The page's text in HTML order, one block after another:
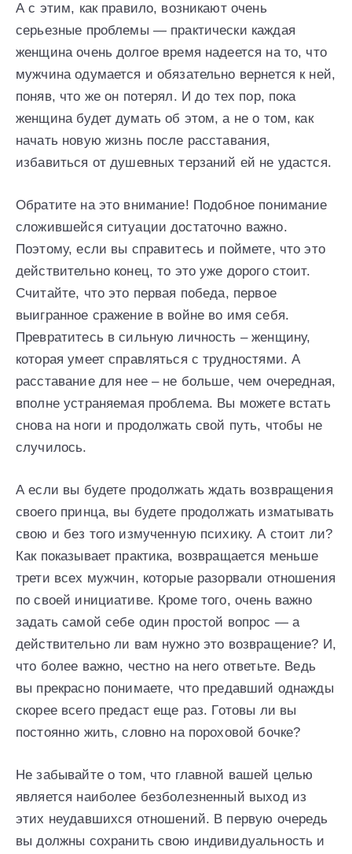
А с этим, как правило, возникают очень
серьезные проблемы — практически каждая
женщина очень долгое время надеется на то, что
мужчина одумается и обязательно вернется к ней,
поняв, что же он потерял. И до тех пор, пока
женщина будет думать об этом, а не о том, как
начать новую жизнь после расставания,
избавиться от душевных терзаний ей не удастся.
Обратите на это внимание! Подобное понимание
сложившейся ситуации достаточно важно.
Поэтому, если вы справитесь и поймете, что это
действительно конец, то это уже дорого стоит.
Считайте, что это первая победа, первое
выигранное сражение в войне во имя себя.
Превратитесь в сильную личность – женщину,
которая умеет справляться с трудностями. А
расставание для нее – не больше, чем очередная,
вполне устраняемая проблема. Вы можете встать
снова на ноги и продолжать свой путь, чтобы не
случилось.
А если вы будете продолжать ждать возвращения
своего принца, вы будете продолжать изматывать
свою и без того измученную психику. А стоит ли?
Как показывает практика, возвращается меньше
трети всех мужчин, которые разорвали отношения
по своей инициативе. Кроме того, очень важно
задать самой себе один простой вопрос — а
действительно ли вам нужно это возвращение? И,
что более важно, честно на него ответьте. Ведь
вы прекрасно понимаете, что предавший однажды
скорее всего предаст еще раз. Готовы ли вы
постоянно жить, словно на пороховой бочке?
Не забывайте о том, что главной вашей целью
является наиболее безболезненный выход из
этих неудавшихся отношений. В первую очередь
вы должны сохранить свою индивидуальность и